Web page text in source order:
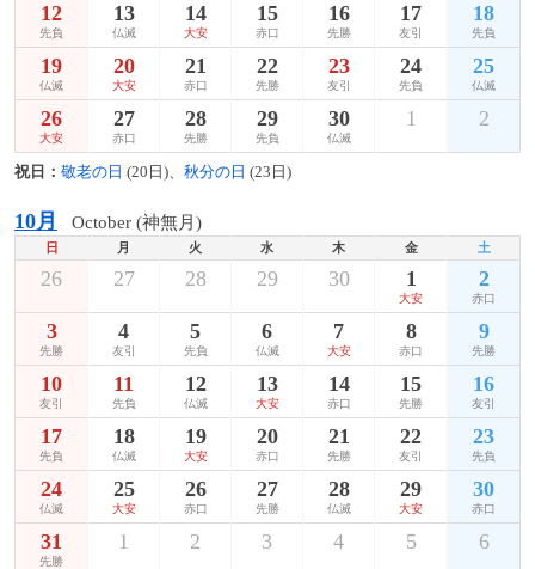
12
先負
13
仏滅
14
大安
15
赤口
16
先勝
17
友引
18
先負
19
仏滅
20
大安
21
赤口
22
先勝
23
友引
24
先負
25
仏滅
26
大安
27
赤口
28
先勝
29
先負
30
仏滅
1 2
祝日： 敬老の日 (20日)、 秋分の日 (23日)
10月 October (神無月)
日 月 火 水 木 金 土
26 27 28 29 30 1
大安
2
赤口
3
先勝
4
友引
5
先負
6
仏滅
7
大安
8
赤口
9
先勝
10
友引
11
先負
12
仏滅
13
大安
14
赤口
15
先勝
16
友引
17
先負
18
仏滅
19
大安
20
赤口
21
先勝
22
友引
23
先負
24
仏滅
25
大安
26
赤口
27
先勝
28
仏滅
29
大安
30
赤口
31
先勝
1 2 3 4 5 6